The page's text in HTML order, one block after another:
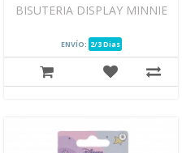
BISUTERIA DISPLAY MINNIE
ENVÍO: 2/3 Dias